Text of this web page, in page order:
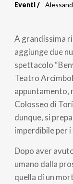
di
pane
Eventi
A grandissima
aggiunge due
spettacolo
Teatro
appuntamento,
Colosseo di
dunque, si
imperdibile per
Dopo aver
umano dalla
quella di un